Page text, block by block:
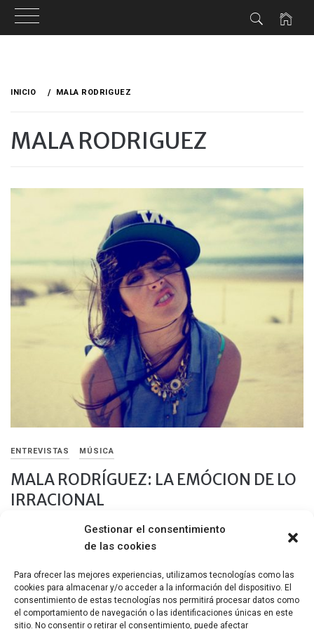
Gestionar el consentimiento
de las cookies
Para ofrecer las mejores experiencias, utilizamos tecnologías como las
cookies para almacenar y/o acceder a la información del dispositivo. El
consentimiento de estas tecnologías nos permitirá procesar datos como
el comportamiento de navegación o las identificaciones únicas en este
sitio. No consentir o retirar el consentimiento, puede afectar
INICIO MALA RODRIGUEZ
MALA RODRIGUEZ
ENTREVISTAS MÚSICA
MALA RODRÍGUEZ: LA EMÓCION DE LO
IRRACIONAL
lengua los porqués de su evolución, la sinceridad de su […]
Compartir